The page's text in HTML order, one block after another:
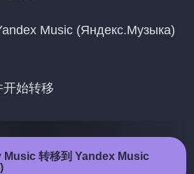
Music (Яндекс.Музыка)
始转移
转移到 Yandex Music